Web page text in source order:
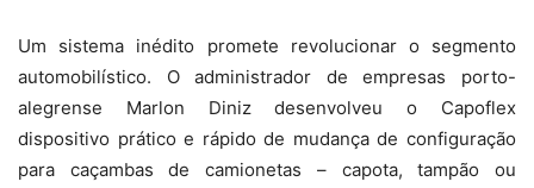
Um sistema inédito promete revolucionar o segmento
automobilístico. O administrador de empresas porto-
alegrense Marlon Diniz desenvolveu o Capoflex
dispositivo prático e rápido de mudança de configuração
para caçambas de camionetas – capota, tampão ou